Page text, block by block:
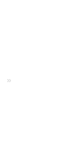
»